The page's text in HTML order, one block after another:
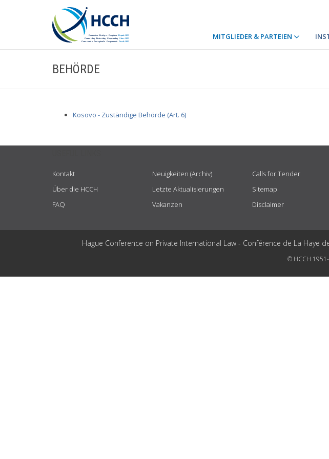
MITGLIEDER & PARTEIEN
BEHÖRDE
Kosovo - Zuständige Behörde (Art. 6)
Kontakt
Über die HCCH
FAQ
Neuigkeiten (Archiv)
Letzte Aktualisierungen
Vakanzen
Calls for Tender
Sitemap
Disclaimer
Hague Conference on Private International Law - Conférence de La
© HCCH